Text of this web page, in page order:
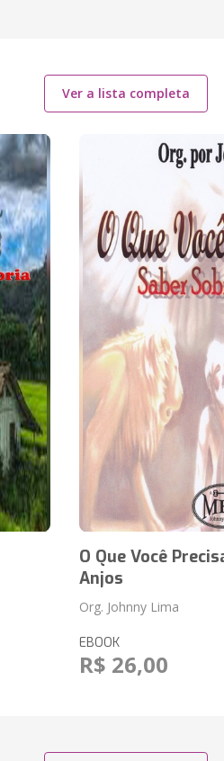
Ver a lista completa
O Que Você
Anjos
Org. Johnny Lima
EBOOK
R$ 26,00